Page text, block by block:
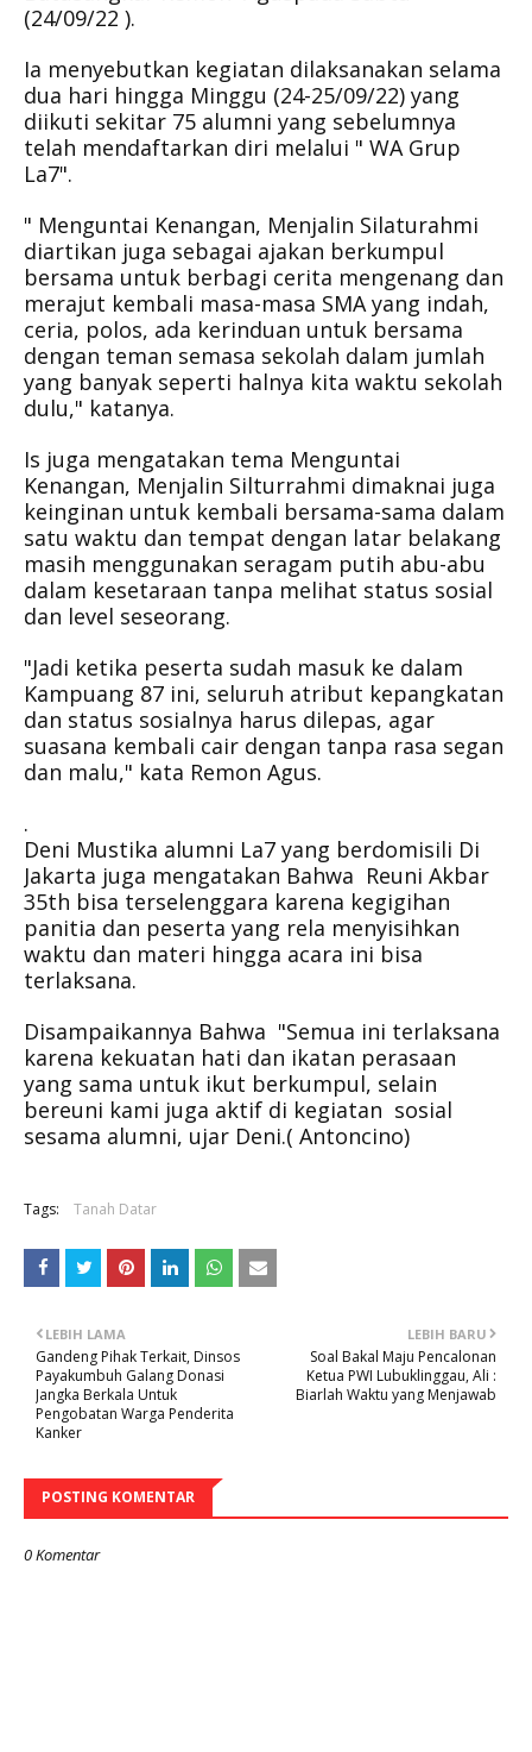
(24/09/22 ).
Ia menyebutkan kegiatan dilaksanakan selama
dua hari hingga Minggu (24-25/09/22) yang
diikuti sekitar 75 alumni yang sebelumnya
telah mendaftarkan diri melalui " WA Grup
La7".
" Menguntai Kenangan, Menjalin Silaturahmi
diartikan juga sebagai ajakan berkumpul
bersama untuk berbagi cerita mengenang dan
merajut kembali masa-masa SMA yang indah,
ceria, polos, ada kerinduan untuk bersama
dengan teman semasa sekolah dalam jumlah
yang banyak seperti halnya kita waktu sekolah
dulu," katanya.
Is juga mengatakan tema Menguntai
Kenangan, Menjalin Silturrahmi dimaknai juga
keinginan untuk kembali bersama-sama dalam
satu waktu dan tempat dengan latar belakang
masih menggunakan seragam putih abu-abu
dalam kesetaraan tanpa melihat status sosial
dan level seseorang.
"Jadi ketika peserta sudah masuk ke dalam
Kampuang 87 ini, seluruh atribut kepangkatan
dan status sosialnya harus dilepas, agar
suasana kembali cair dengan tanpa rasa segan
dan malu," kata Remon Agus.
.
Deni Mustika alumni La7 yang berdomisili Di
Jakarta juga mengatakan Bahwa Reuni Akbar
35th bisa terselenggara karena kegigihan
panitia dan peserta yang rela menyisihkan
waktu dan materi hingga acara ini bisa
terlaksana.
Disampaikannya Bahwa "Semua ini terlaksana
karena kekuatan hati dan ikatan perasaan
yang sama untuk ikut berkumpul, selain
bereuni kami juga aktif di kegiatan sosial
sesama alumni, ujar Deni.( Antoncino)
Tags: Tanah Datar
LEBIH BARU
Soal Bakal Maju Pencalonan
Ketua PWI Lubuklinggau, Ali :
Biarlah Waktu yang Menjawab
LEBIH LAMA
Gandeng Pihak Terkait, Dinsos
Payakumbuh Galang Donasi
Jangka Berkala Untuk
Pengobatan Warga Penderita
Kanker
POSTING KOMENTAR
0 Komentar